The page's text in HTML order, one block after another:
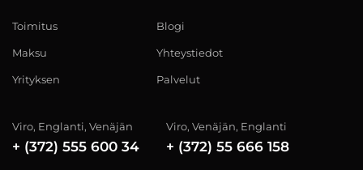
Toimitus
Maksu
Yrityksen
Blogi
Yhteystiedot
Palvelut
Viro, Englanti, Venäjän
+ (372) 555 600 34
Viro, Venäjän, Englanti
+ (372) 55 666 158